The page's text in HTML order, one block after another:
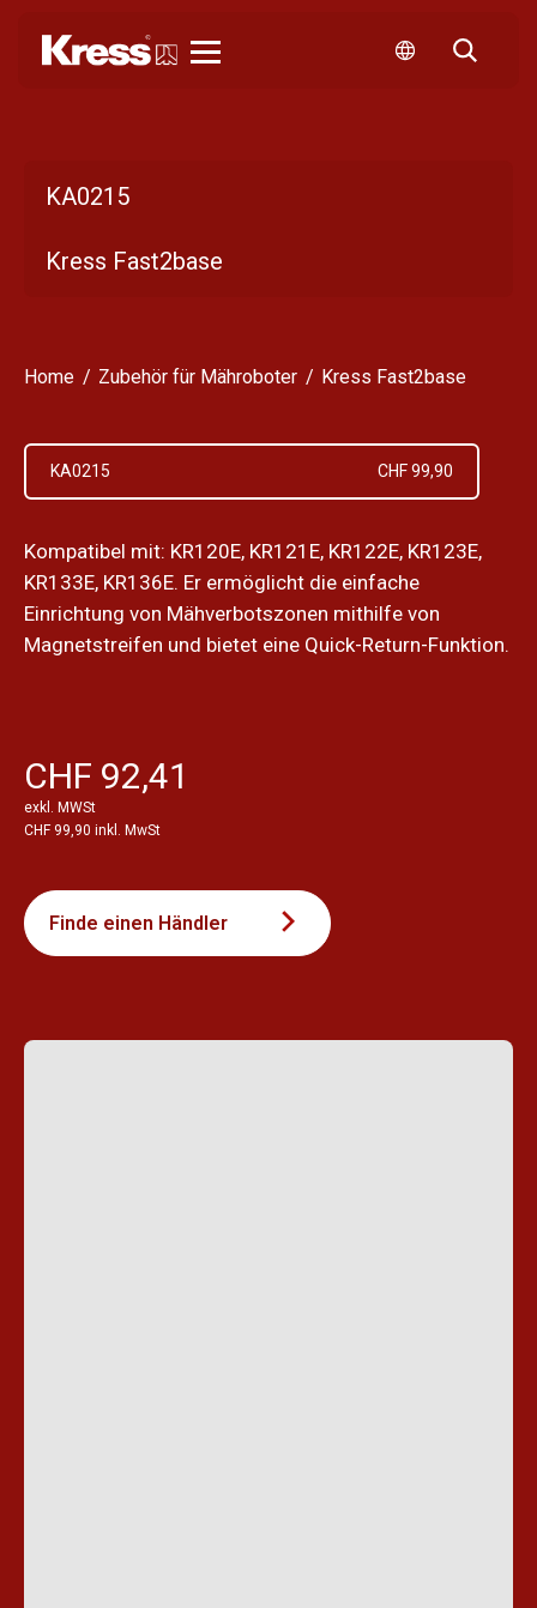
KA0215
Kress Fast2base
Home Zubehör für Mähroboter Kress Fast2base
KA0215 CHF 99,90
Kompatibel mit: KR120E, KR121E, KR122E, KR123E,
KR133E, KR136E. Er ermöglicht die einfache
Einrichtung von Mähverbotszonen mithilfe von
Magnetstreifen und bietet eine Quick-Return-Funktion.
CHF 92,41
exkl. MWSt
CHF 99,90 inkl. MwSt
Finde einen Händler